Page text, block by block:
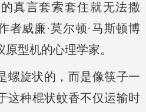
真言套索套住就无法撒
者威廉·莫尔顿·马斯顿博
型机的心理学家。
螺旋状的，而是像筷子一
这种棍状蚊香不仅运输时